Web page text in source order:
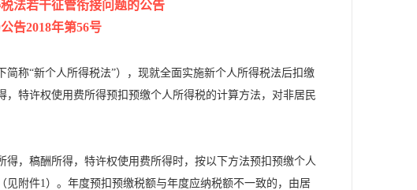
法若干征管衔接问题的公告
告2018年第56号
称“新个人所得税法”），现就全面实施新个人所得税法后扣缴
特许权使用费所得预扣预缴个人所得税的计算方法，对非居民
，稿酬所得，特许权使用费所得时，按以下方法预扣预缴个人
附件1）。年度预扣预缴税额与年度应纳税额不一致的，由居